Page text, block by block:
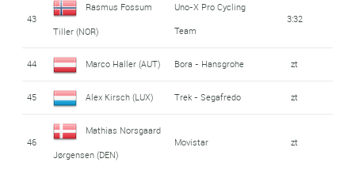
43
Rasmus Fossum
Tiller (NOR)
Uno-X Pro Cycling
Team
3:32
44 Marco Haller (AUT) Bora - Hansgrohe zt
45 Alex Kirsch (LUX) Trek - Segafredo zt
46
Mathias Norsgaard
Jørgensen (DEN)
Movistar zt